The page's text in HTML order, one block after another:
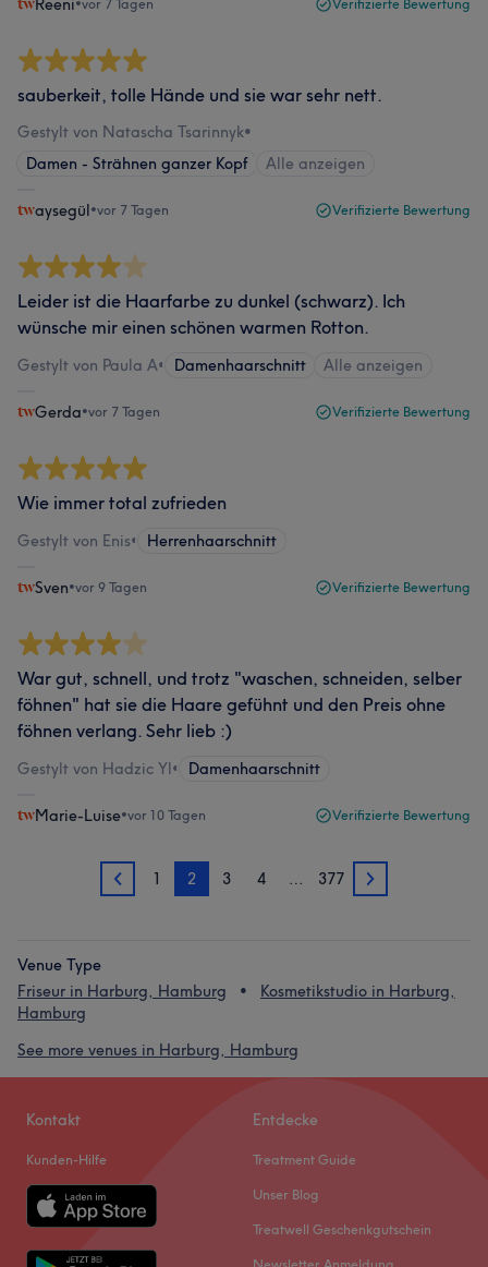
Reeni•vor 7 Tagen Verifizierte Bewertung
sauberkeit, tolle Hände und sie war sehr nett.
Gestylt von Natascha Tsarinnyk•
Damen - Strähnen ganzer Kopf
Alle anzeigen
aysegül•vor 7 Tagen Verifizierte Bewertung
Leider ist die Haarfarbe zu dunkel (schwarz). Ich
wünsche mir einen schönen warmen Rotton.
Gestylt von Paula A• Damenhaarschnitt Alle anzeigen
Gerda•vor 7 Tagen Verifizierte Bewertung
Wie immer total zufrieden
Gestylt von Enis• Herrenhaarschnitt
Sven•vor 9 Tagen Verifizierte Bewertung
War gut, schnell, und trotz "waschen, schneiden, selber
föhnen" hat sie die Haare gefühnt und den Preis ohne
föhnen verlang. Sehr lieb :)
Gestylt von Hadzic Yl• Damenhaarschnitt
Marie-Luise•vor 10 Tagen Verifizierte Bewertung
1 1 2 3 4 … 377 3
Venue Type
Friseur in Harburg, Hamburg
Kosmetikstudio in Harburg,
Hamburg
See more venues in Harburg, Hamburg
Kontakt
Kunden-Hilfe
Entdecke
Treatment Guide
Unser Blog
Treatwell Geschenkgutschein